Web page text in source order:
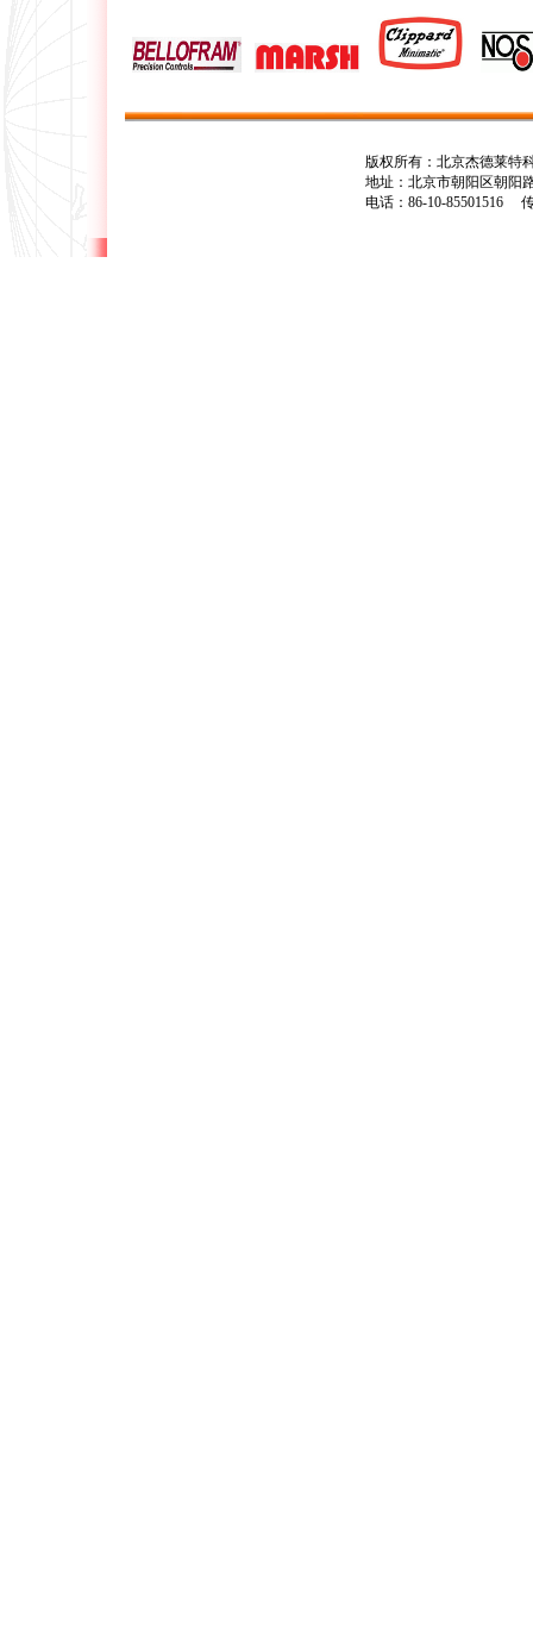
版权所有：北京杰德莱特科技有
地址：北京市朝阳区朝阳路67号财满街
电话：86-10-85501516 传真：86-